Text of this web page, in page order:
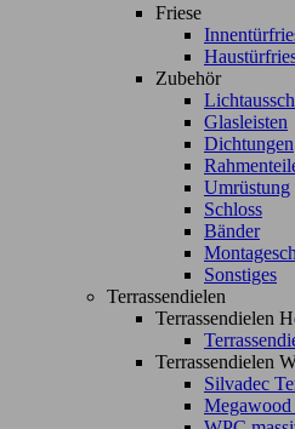
Friese
Zubehör
Glasleisten
Dichtungen
Umrüstung
Schloss
Bänder
Sonstiges
Terrassendielen
Terrassendielen
Terrassendielen
Silvadec
Megawood